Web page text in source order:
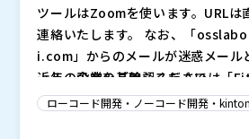
ＪＢＣＣ株式会社（）
株式会社オープンソース活用研究所
マジセミ株式会社（）
※共催、協賛、協力、講演企業は将
れる可能性があります。
ツールはZoomを使います。URLは
連絡いたします。 なお、「
i.com」からのメールが迷惑メール
ールの設定をご確認ください。
近年、企業の基幹システムでは
キーワードに標準化が進み、業務統
ローコード開発・ノーコード開発・